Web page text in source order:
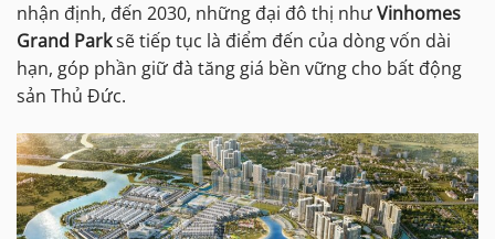
nhận định, đến 2030, những đại đô thị nhưVinhomes
Grand Parksẽ tiếp tục là điểm đến của dòng vốn dài
hạn, góp phần giữ đà tăng giá bền vững cho bất động
sản Thủ Đức.